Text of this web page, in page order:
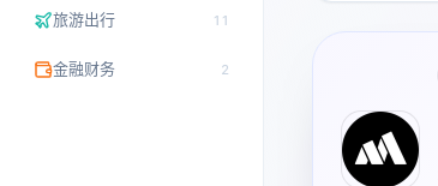
旅游出行 11
金融财务 2